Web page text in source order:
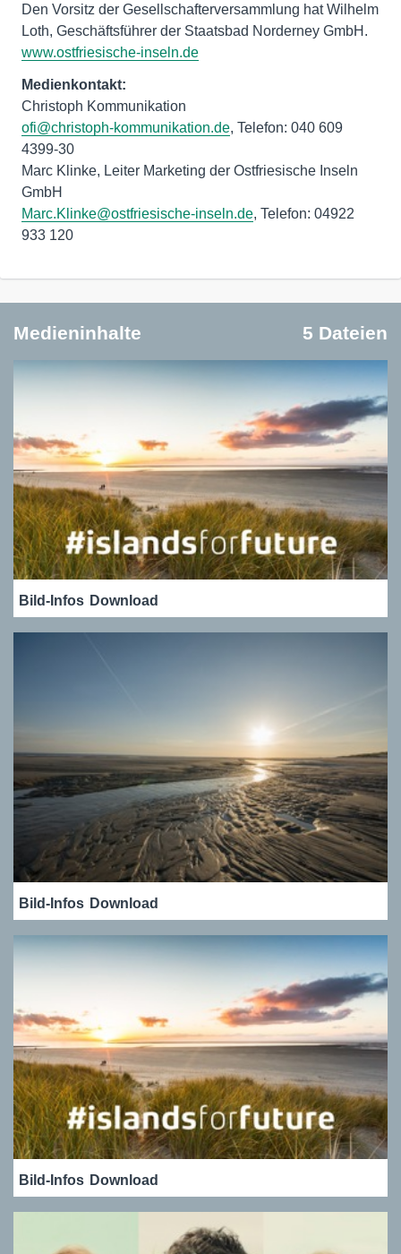
Den Vorsitz der Gesellschafterversammlung hat Wilhelm
Loth, Geschäftsführer der Staatsbad Norderney GmbH.
www.ostfriesische-inseln.de
Medienkontakt:
ofi@christoph-kommunikation.de, Telefon: 040 609
4399-30
Marc Klinke, Leiter Marketing der Ostfriesische Inseln
Marc.Klinke@ostfriesische-inseln.de, Telefon: 04922
933 120
Medieninhalte 5 Dateien
Bild-Infos Download
Bild-Infos Download
Bild-Infos Download